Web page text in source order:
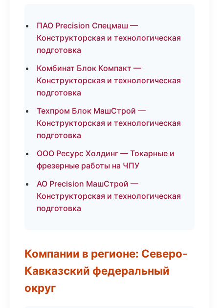
ПАО Precision Спецмаш —
Конструкторская и технологическая
подготовка
Комбинат Блок Компакт —
Конструкторская и технологическая
подготовка
Техпром Блок МашСтрой —
Конструкторская и технологическая
подготовка
ООО Ресурс Холдинг — Токарные и
фрезерные работы на ЧПУ
АО Precision МашСтрой —
Конструкторская и технологическая
подготовка
Компании в регионе: Северо-
Кавказский федеральный
округ